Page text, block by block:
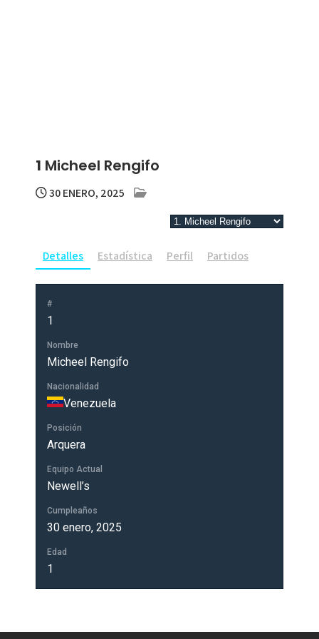
1 Micheel Rengifo
30 ENERO, 2025
Detalles Estadística Perfil Partidos
#
1
Nombre
Micheel Rengifo
Nacionalidad
Venezuela
Posición
Arquera
Equipo Actual
Newell’s
Cumpleaños
30 enero, 2025
Edad
1